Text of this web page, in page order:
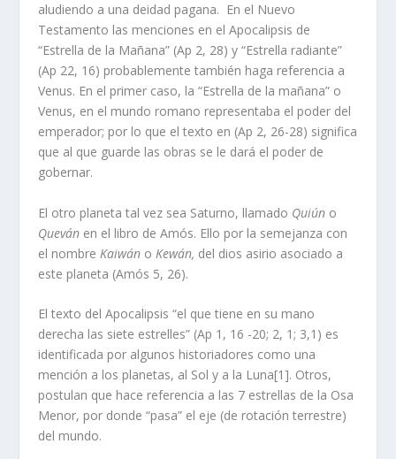
aludiendo a una deidad pagana. En el Nuevo
Testamento las menciones en el Apocalipsis de
“Estrella de la Mañana” (Ap 2, 28) y “Estrella radiante”
(Ap 22, 16) probablemente también haga referencia a
Venus. En el primer caso, la “Estrella de la mañana” o
Venus, en el mundo romano representaba el poder del
emperador; por lo que el texto en (Ap 2, 26-28) significa
que al que guarde las obras se le dará el poder de
gobernar.
El otro planeta tal vez sea Saturno, llamado Quiúno
Quevánen el libro de Amós. Ello por la semejanza con
el nombre Kaiwáno Kewán, del dios asirio asociado a
este planeta (Amós 5, 26).
El texto del Apocalipsis “el que tiene en su mano
derecha las siete estrelles” (Ap 1, 16 -20; 2, 1; 3,1) es
identificada por algunos historiadores como una
mención a los planetas, al Sol y a la Luna[1]. Otros,
postulan que hace referencia a las 7 estrellas de la Osa
Menor, por donde “pasa” el eje (de rotación terrestre)
del mundo.